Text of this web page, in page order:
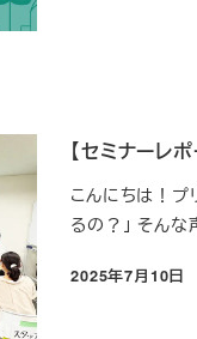
【セミナーレ
こんにちは！プ
るの？」 そん
投稿日
2025年7月10日